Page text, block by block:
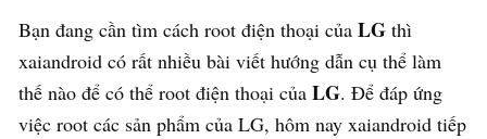
Bạn đang cần tìm cách root điện thoại của LG thì
xaiandroid có rất nhiều bài viết hướng dẫn cụ thể làm
thế nào để có thể root điện thoại của LG. Để đáp ứng
việc root các sản phẩm của LG, hôm nay xaiandroid tiếp